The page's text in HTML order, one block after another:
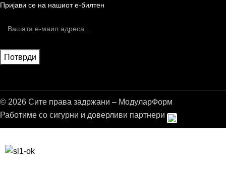
Пријави се на нашиот е-билтен
© 2026 Сите права задржани – МодуларФорм
Работиме со сигурни и доверливи партнери